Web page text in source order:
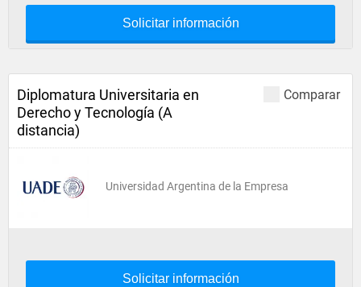
Solicitar información
Comparar
Diplomatura Universitaria en
Derecho y Tecnología (A
distancia)
Universidad Argentina de la Empresa
Solicitar información